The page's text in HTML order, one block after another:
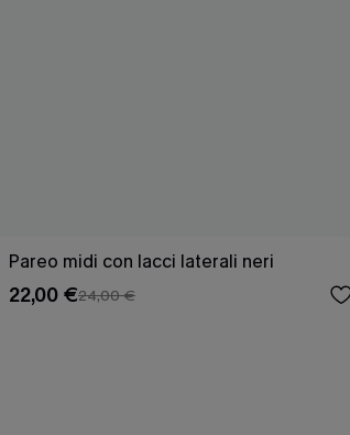
Pareo midi con lacci laterali neri
22,00 €24,00 €